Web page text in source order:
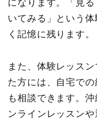
になります。「見
いてみる」という
く記憶に残ります。
また、体験レッス
た方には、自宅で
も相談できます。
ンラインレッスン